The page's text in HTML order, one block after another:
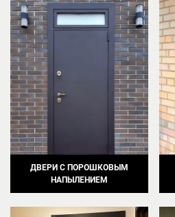
ДВЕРИ С ПОРОШКОВЫМ
НАПЫЛЕНИЕМ